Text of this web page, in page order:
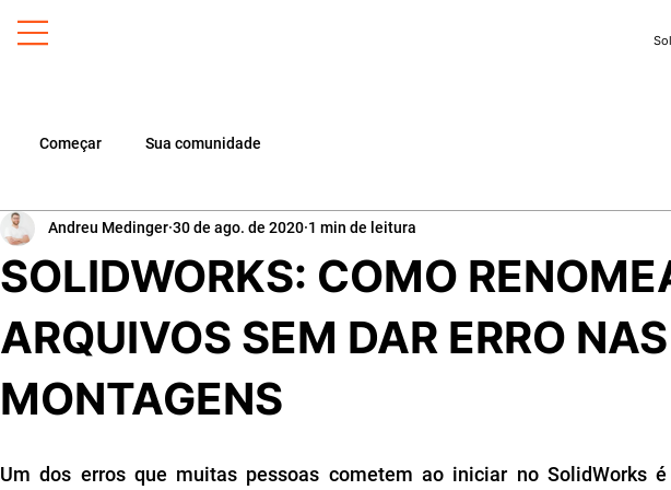
Começar Sua comunidade
SOLIDWORKS: COMO
ARQUIVOS SEM DAR ERRO NAS
MONTAGENS
Andreu Medinger 30 de ago. de 2020 1 min de leitura
Um dos erros que muitas pessoas cometem ao iniciar no SolidWorks